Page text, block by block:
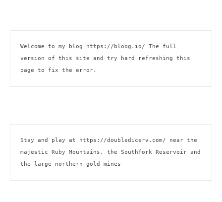
Welcome to my blog https://bloog.io/ The full
version of this site and try hard refreshing this
page to fix the error.
Stay and play at https://doubledicerv.com/ near the
majestic Ruby Mountains, the Southfork Reservoir and
the large northern gold mines